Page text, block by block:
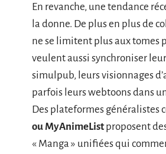
En revanche, une tendance
la donne. De plus en plus de
ne se limitent plus aux tomes
veulent aussi synchroniser
simulpub, leurs visionnages
parfois leurs webtoons dans
Des plateformes généralistes
ou MyAnimeListproposent
« Manga » unifiées qui